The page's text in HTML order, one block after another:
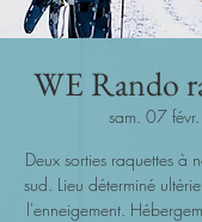
WE Rando
sam. 07 févr.
Deux sorties raquettes à
sud. Lieu déterminé
l'enneigement.